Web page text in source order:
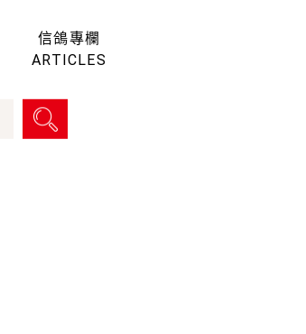
信鴿專欄
ARTICLES